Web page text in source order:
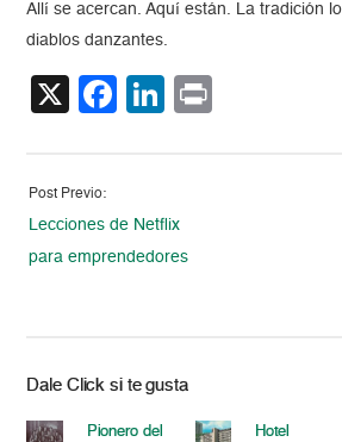
Allí se acercan. Aquí están. La tradición
diablos danzantes.
X Facebook
LinkedIn
Post Previo:
Lecciones de Netflix
para emprendedores
Dale Click si te gusta
Pionero del
Hotel